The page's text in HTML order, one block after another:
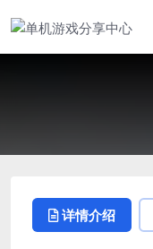
详情介绍